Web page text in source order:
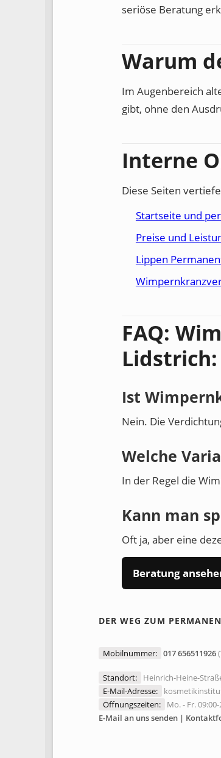
seriöse Beratung
Warum
Im Augenbereich
gibt, ohne den
Interne
Diese Seiten
Startseite und
Preise und
Lippen
FAQ:
Ist
Nein. Die
Welche
In der Regel die
Kann man
Oft ja, aber eine
Beratung
DER WEG ZUM
Mobilnummer: 017 656511926
Standort:
Heinrich-Heine-
E-Mail-Adresse:
Öffnungszeiten:
Mo. - Fr.
E-Mail an uns senden |